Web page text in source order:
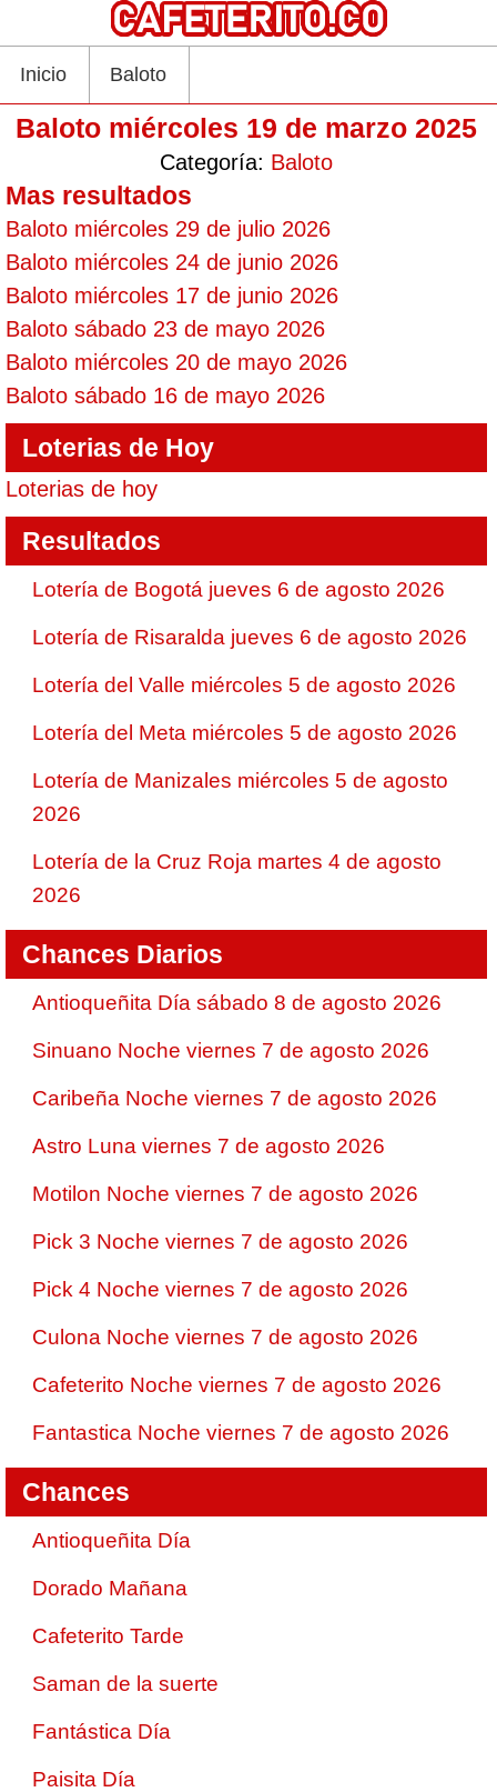
Inicio Baloto
Baloto miércoles 19 de marzo 2025
Categoría: Baloto
Mas resultados
Baloto miércoles 29 de julio 2026
Baloto miércoles 24 de junio 2026
Baloto miércoles 17 de junio 2026
Baloto sábado 23 de mayo 2026
Baloto miércoles 20 de mayo 2026
Baloto sábado 16 de mayo 2026
Loterias de Hoy
Loterias de hoy
Resultados
Lotería de Bogotá jueves 6 de agosto 2026
Lotería de Risaralda jueves 6 de agosto 2026
Lotería del Valle miércoles 5 de agosto 2026
Lotería del Meta miércoles 5 de agosto 2026
Lotería de Manizales miércoles 5 de agosto
2026
Lotería de la Cruz Roja martes 4 de agosto
2026
Chances Diarios
Antioqueñita Día sábado 8 de agosto 2026
Sinuano Noche viernes 7 de agosto 2026
Caribeña Noche viernes 7 de agosto 2026
Astro Luna viernes 7 de agosto 2026
Motilon Noche viernes 7 de agosto 2026
Pick 3 Noche viernes 7 de agosto 2026
Pick 4 Noche viernes 7 de agosto 2026
Culona Noche viernes 7 de agosto 2026
Cafeterito Noche viernes 7 de agosto 2026
Fantastica Noche viernes 7 de agosto 2026
Chances
Antioqueñita Día
Dorado Mañana
Cafeterito Tarde
Saman de la suerte
Fantástica Día
Paisita Día